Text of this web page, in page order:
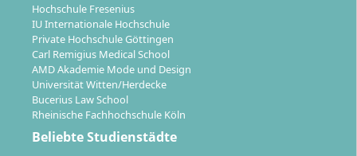
Hochschule Fresenius
IU Internationale Hochschule
Private Hochschule Göttingen
Carl Remigius Medical School
AMD Akademie Mode und Design
Universität Witten/Herdecke
Bucerius Law School
Rheinische Fachhochschule Köln
Beliebte Studienstädte